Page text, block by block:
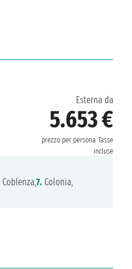
Esterna da
5.653 €
prezzo per persona Tasse
incluse
Coblenza,7. Colonia,